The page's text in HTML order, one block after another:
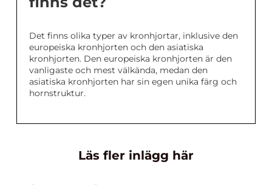
Det finns olika typer av kronhjortar, inklusive den
europeiska kronhjorten och den asiatiska
kronhjorten. Den europeiska kronhjorten är den
vanligaste och mest välkända, medan den
asiatiska kronhjorten har sin egen unika färg och
hornstruktur.
Läs fler inlägg här